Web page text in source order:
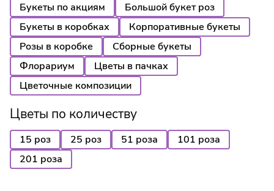
Букеты по акциям
Большой букет роз
Букеты в коробках
Корпоративные букеты
Розы в коробке
Сборные букеты
Флорариум
Цветы в пачках
Цветочные композиции
Цветы по количеству
15 роз 25 роз 51 роза
101 роза
201 роза